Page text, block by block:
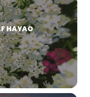
HAYAO